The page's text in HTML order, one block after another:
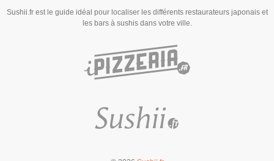
Sushii.fr est le guide idéal pour localiser les différents restaurateurs japonais et
les bars à sushis dans votre ville.